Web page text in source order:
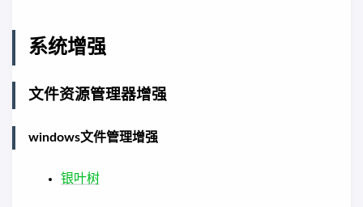
系统增强
文件资源管理器增强
windows文件管理增强
银叶树